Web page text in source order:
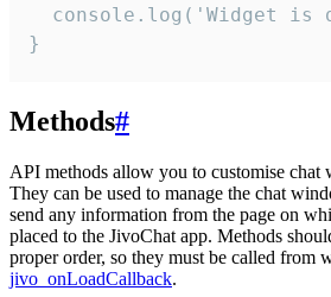
console.log('Widget is
}
Methods#
API methods allow you to customise chat
They can be used to manage the chat
send any information from the page on
placed to the JivoChat app. Methods
proper order, so they must be called from
jivo_onLoadCallback.